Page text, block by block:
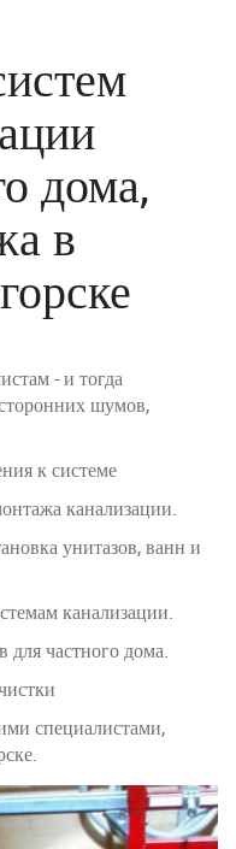
дома,
в
- и тогда
шумов,
к системе
канализации.
унитазов, ванн и
канализации.
частного дома.
специалистами,